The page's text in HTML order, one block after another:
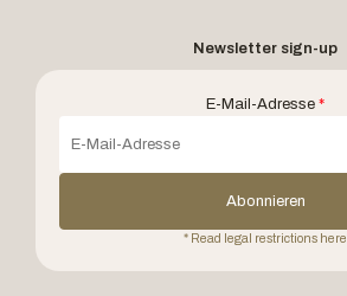
Newsletter sign-up
E-Mail-Adresse *
Abonnieren
* Read legal restrictions here